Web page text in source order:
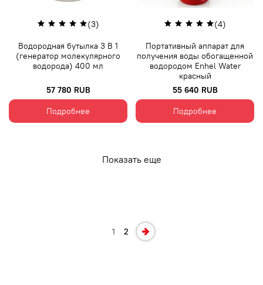
(3)
Водородная бутылка 3 В 1
(генератор молекулярного
водорода) 400 мл
57 780 RUB
Подробнее
(4)
Портативный аппарат для
получения воды обогащенной
водородом Enhel Water
красный
55 640 RUB
Подробнее
Показать еще
1 2